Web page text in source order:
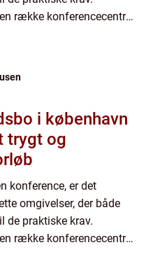
række konferencecentre,
i københavn
trygt og
konference, er det
omgivelser, der både
de praktiske krav.
række konferencecentre,